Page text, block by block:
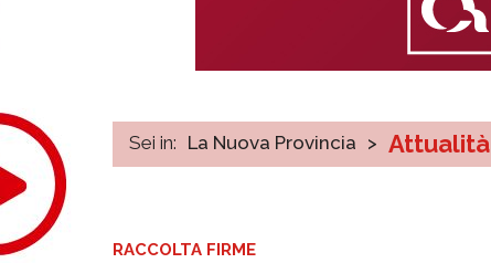
Sei in: La Nuova Provincia > Attualità
RACCOLTA FIRME